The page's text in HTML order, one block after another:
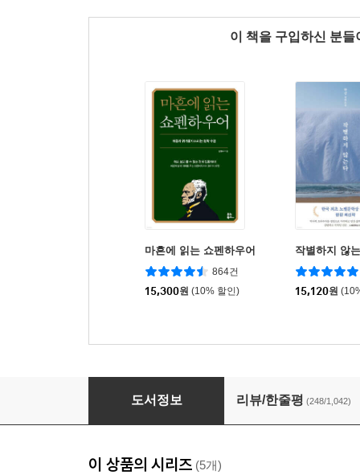
이 책을 구입하신 분
마흔에 읽는 쇼펜하우어
864건
15,300원 (10% 할인)
작별하지 않
15,120원
달러구트 꿈 백화점 2
도서정보 리뷰/한줄평 (248/1,042)
이 상품의 시리즈 (5개)